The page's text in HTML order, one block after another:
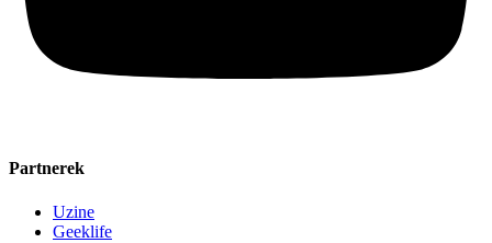
Partnerek
Uzine
Geeklife